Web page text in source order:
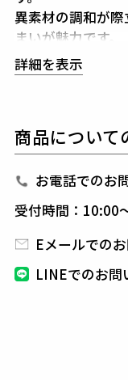
異素材の調和が
まいが魅力です。
トラックジャケッ
ーを重ねてもごわ
かなメッシュを
着心地を叶えます
サイドにはドット
WHITEとBLACK
グ、ジム、 日常
詳細を表示
商品について
お電話でのお
受付時間：10:00
Eメールでの
LINEでのお問